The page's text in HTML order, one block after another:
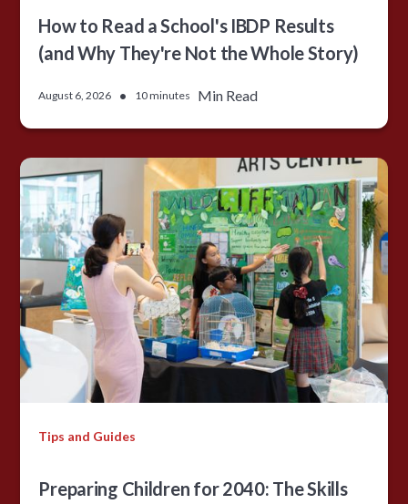
How to Read a School's IBDP Results
(and Why They're Not the Whole Story)
August 6, 2026 • 10 minutes Min Read
Tips and Guides
Preparing Children for 2040: The Skills